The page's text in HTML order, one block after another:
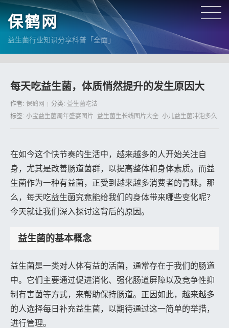
保鹤网
益生菌行业知识分享科普「全面」
每天吃益生菌，体质悄然提升的发生原因大
作者: 保鹤网 分类: 益生菌吃法
标签: 小宝益生菌周年盛宴图片 益生菌生长线图片大全 小儿益生菌冲泡多久
在如今这个快节奏的生活中，越来越多的人开始关注自
身，尤其是改善肠道菌群，以提高整体和身体素质。而益
生菌作为一种有益菌，正受到越来越多消费者的青睐。那
么，每天吃益生菌究竟能给我们的身体带来哪些变化呢？
今天就让我们深入探讨这背后的原因。
益生菌的基本概念
益生菌是一类对人体有益的活菌，通常存在于我们的肠道
中。它们主要通过促进消化、强化肠道屏障以及竞争性抑
制有害菌等方式，来帮助保持肠道。正因如此，越来越多
的人选择每日补充益生菌，以期待通过这一简单的举措，
进行管理。